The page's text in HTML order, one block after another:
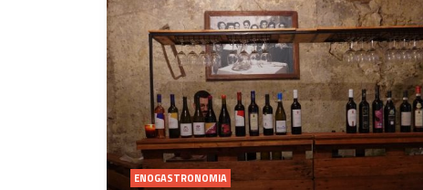
ENOGASTRONOMIA